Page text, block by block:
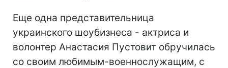
Еще одна представительница
украинского шоубизнеса - актриса и
волонтер Анастасия Пустовит обручилась
со своим любимым-военнослужащим, с